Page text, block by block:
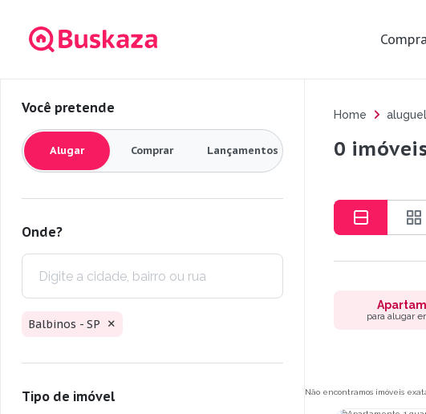
Você pretende
Alugar Comprar Lançamentos
Onde?
Balbinos - SP
Tipo de imóvel
Home aluguel
0
para alugar
Não encontramos imóveis